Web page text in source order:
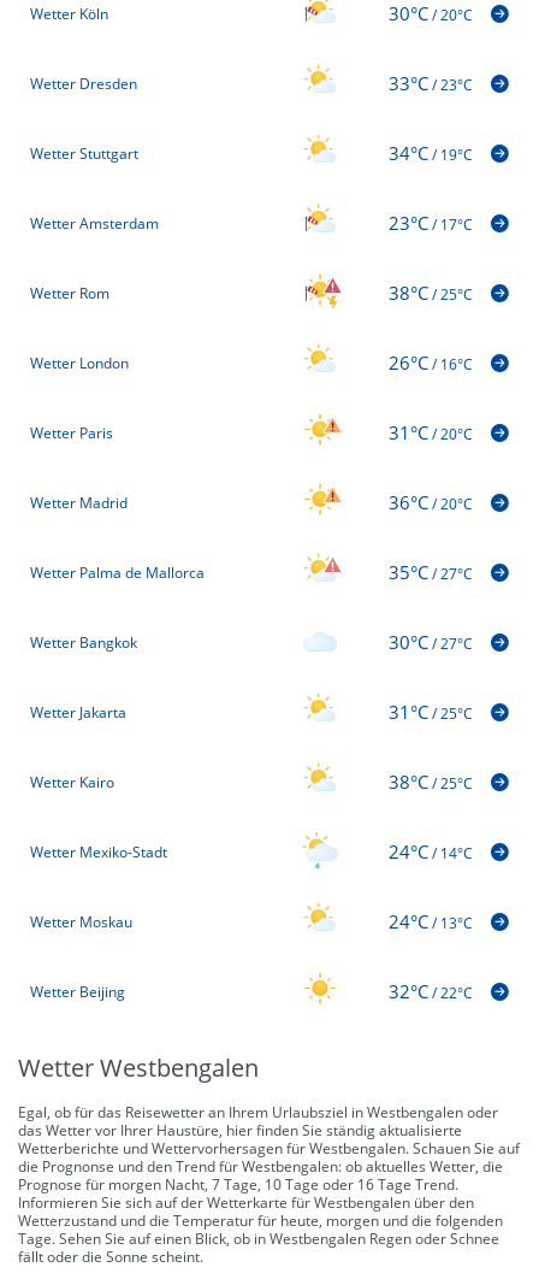
Wetter Köln 30°C/20°C
Wetter Dresden 33°C/23°C
Wetter Stuttgart 34°C/19°C
Wetter Amsterdam 23°C/17°C
Wetter Rom 38°C/25°C
Wetter London 26°C/16°C
Wetter Paris 31°C/20°C
Wetter Madrid 36°C/20°C
Wetter Palma de Mallorca 35°C/27°C
Wetter Bangkok 30°C/27°C
Wetter Jakarta 31°C/25°C
Wetter Kairo 38°C/25°C
Wetter Mexiko-Stadt 24°C/14°C
Wetter Moskau 24°C/13°C
Wetter Beijing 32°C/22°C
Wetter Westbengalen
Egal, ob für das Reisewetter an Ihrem Urlaubsziel in Westbengalen oder
das Wetter vor Ihrer Haustüre, hier finden Sie ständig aktualisierte
Wetterberichte und Wettervorhersagen für Westbengalen. Schauen Sie auf
die Prognonse und den Trend für Westbengalen: ob aktuelles Wetter, die
Prognose für morgen Nacht, 7 Tage, 10 Tage oder 16 Tage Trend.
Informieren Sie sich auf der Wetterkarte für Westbengalen über den
Wetterzustand und die Temperatur für heute, morgen und die folgenden
Tage. Sehen Sie auf einen Blick, ob in Westbengalen Regen oder Schnee
fällt oder die Sonne scheint.